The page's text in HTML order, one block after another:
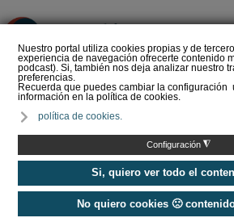
Nuestro portal utiliza cookies propias y de
experiencia de navegación ofrecerte contenido
podcast). Si, también nos deja analizar nuestro
preferencias.
Recuerda que puedes cambiar la configuración
información en la política de cookies.
política de cookies.
Configuración ◮
Si, quiero ver todo el
No quiero cookies 🙁
claves para elegir
mejor radiador
Calefacción / Radiadores y